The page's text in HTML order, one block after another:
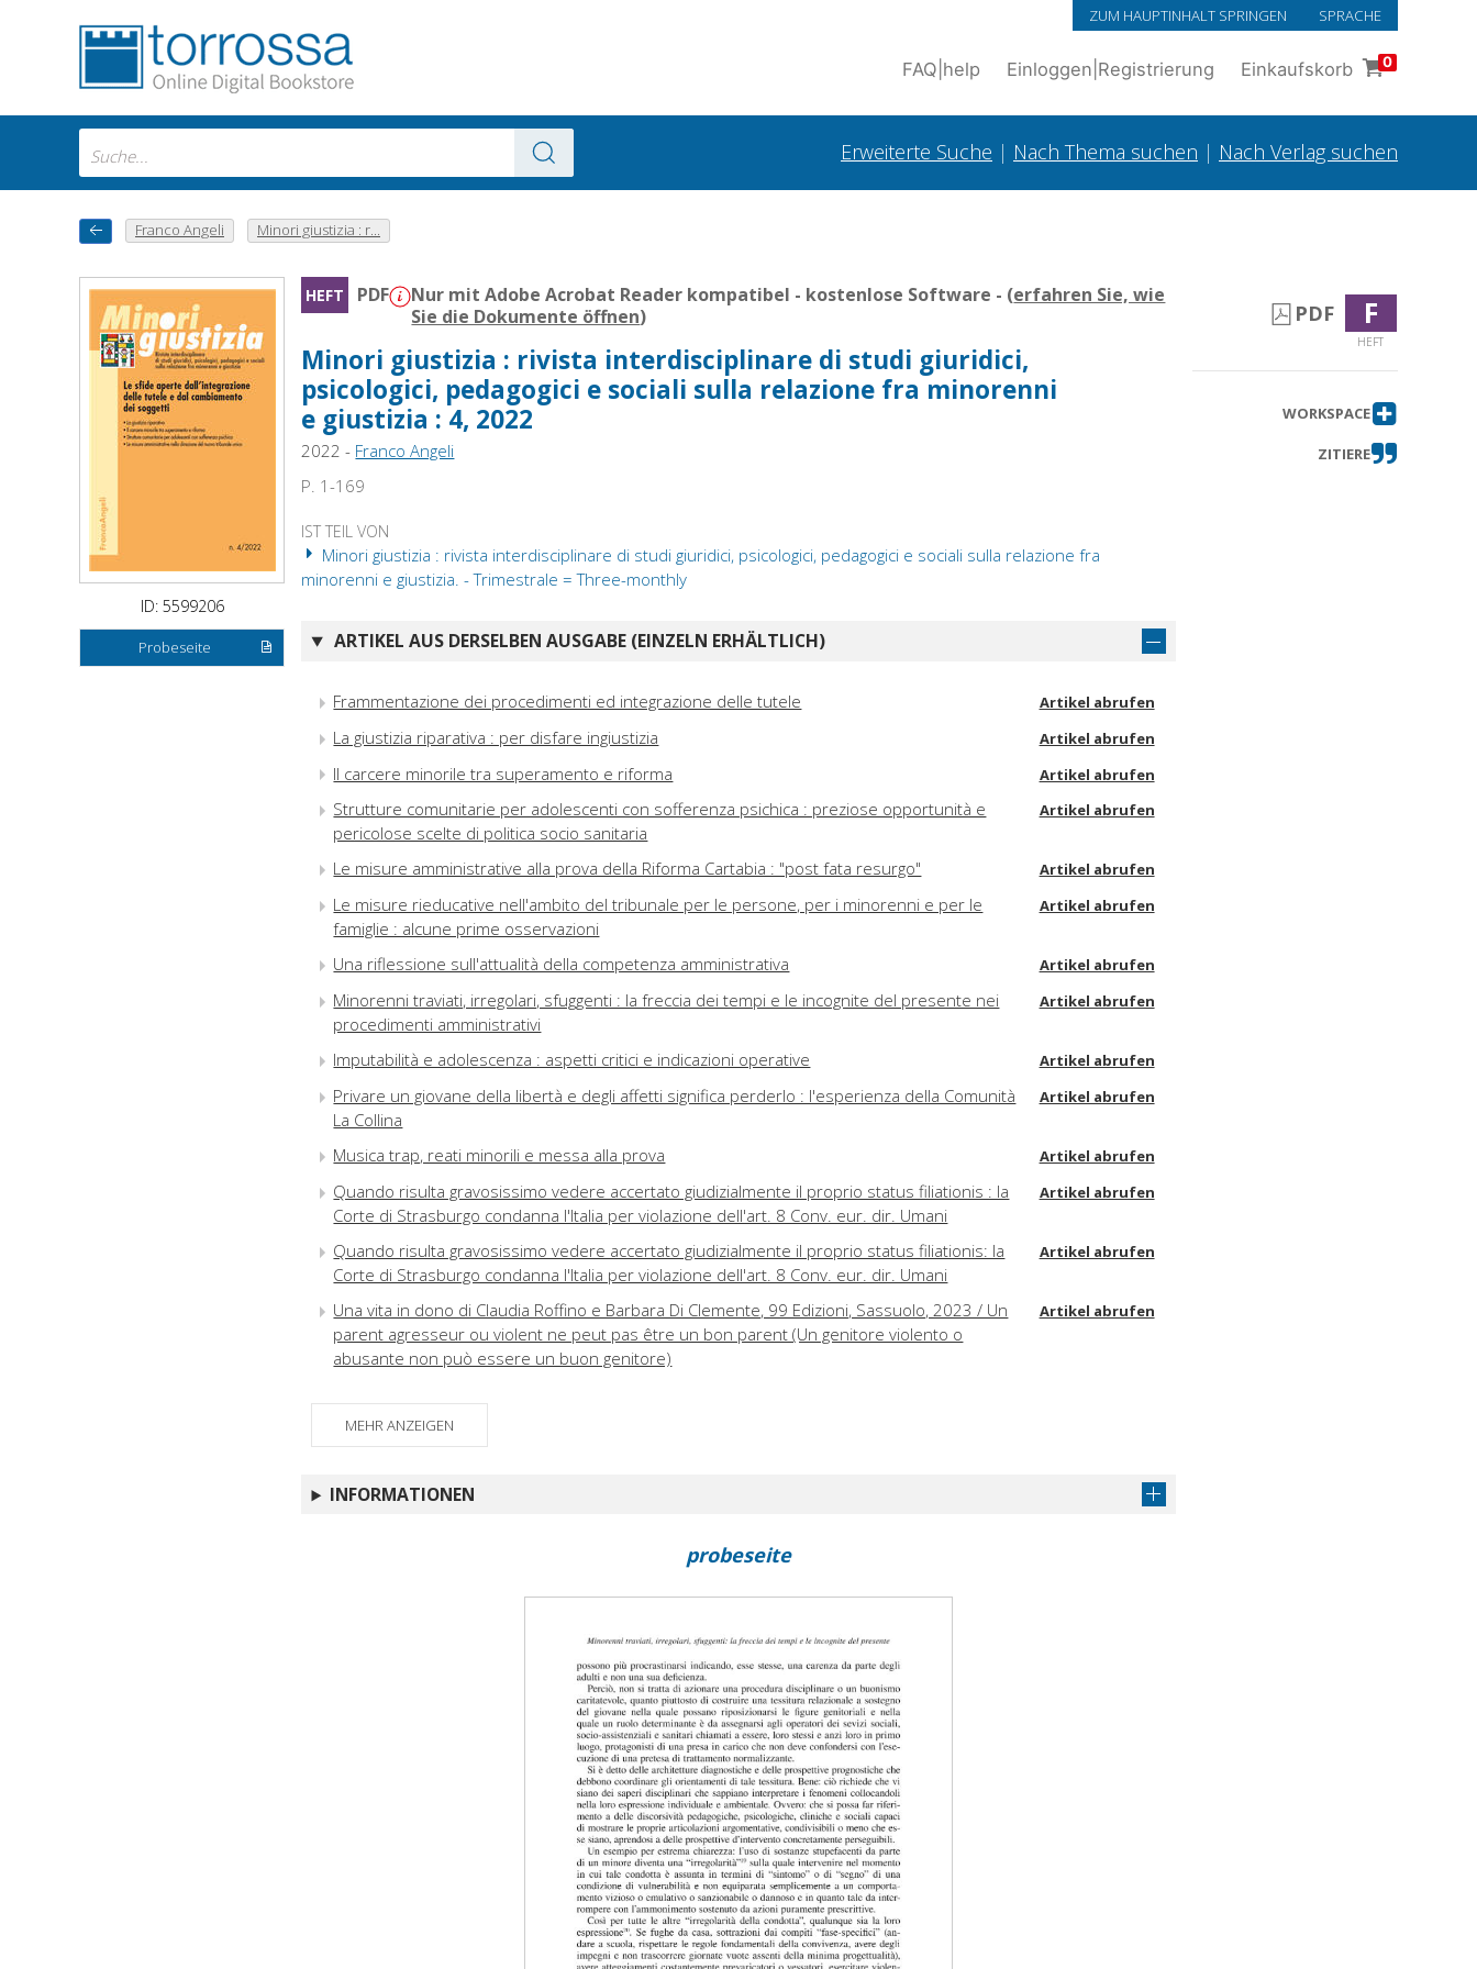
ZUM HAUPTINHALT SPRINGEN SPRACHE
FAQ help Einloggen Registrierung Einkaufskorb 0
Erweiterte Suche | Nach Thema suchen | Nach Verlag suchen
Franco Angeli Minori giustizia : r...
ID: 5599206
Probeseite
HEFT PDF Nur mit Adobe Acrobat Reader kompatibel - kostenlose Software - (erfahren Sie, wie
Sie die Dokumente öffnen)
Minori giustizia : rivista interdisciplinare di studi giuridici,
psicologici, pedagogici e sociali sulla relazione fra minorenni
e giustizia : 4, 2022
2022 - Franco Angeli
P. 1-169
IST TEIL VON
Minori giustizia : rivista interdisciplinare di studi giuridici, psicologici, pedagogici e sociali sulla relazione fra
minorenni e giustizia. - Trimestrale = Three-monthly
ARTIKEL AUS DERSELBEN AUSGABE (EINZELN ERHÄLTLICH)
Frammentazione dei procedimenti ed integrazione delle tutele Artikel abrufen
La giustizia riparativa : per disfare ingiustizia Artikel abrufen
Il carcere minorile tra superamento e riforma Artikel abrufen
Strutture comunitarie per adolescenti con sofferenza psichica : preziose opportunità e
pericolose scelte di politica socio sanitaria
Artikel abrufen
Le misure amministrative alla prova della Riforma Cartabia : "post fata resurgo" Artikel abrufen
Le misure rieducative nell'ambito del tribunale per le persone, per i minorenni e per le
famiglie : alcune prime osservazioni
Artikel abrufen
Una riflessione sull'attualità della competenza amministrativa Artikel abrufen
Minorenni traviati, irregolari, sfuggenti : la freccia dei tempi e le incognite del presente nei
procedimenti amministrativi
Artikel abrufen
Imputabilità e adolescenza : aspetti critici e indicazioni operative Artikel abrufen
Privare un giovane della libertà e degli affetti significa perderlo : l'esperienza della Comunità
La Collina
Artikel abrufen
Musica trap, reati minorili e messa alla prova Artikel abrufen
Quando risulta gravosissimo vedere accertato giudizialmente il proprio status filiationis : la
Corte di Strasburgo condanna l'Italia per violazione dell'art. 8 Conv. eur. dir. Umani
Artikel abrufen
Quando risulta gravosissimo vedere accertato giudizialmente il proprio status filiationis: la
Corte di Strasburgo condanna l'Italia per violazione dell'art. 8 Conv. eur. dir. Umani
Artikel abrufen
Una vita in dono di Claudia Roffino e Barbara Di Clemente, 99 Edizioni, Sassuolo, 2023 / Un
parent agresseur ou violent ne peut pas être un bon parent (Un genitore violento o
abusante non può essere un buon genitore)
Artikel abrufen
MEHR ANZEIGEN
INFORMATIONEN
PDF F
HEFT
WORKSPACE
ZITIERE
probeseite